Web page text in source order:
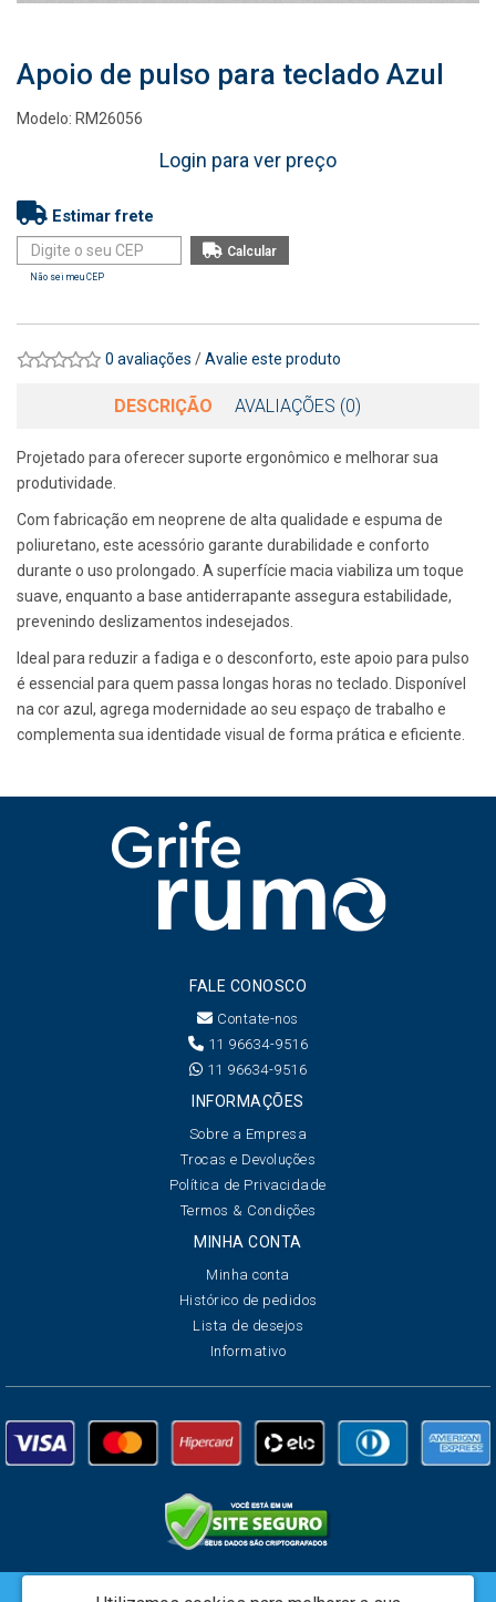
Apoio de pulso para teclado Azul
Modelo: RM26056
Login para ver preço
Estimar frete
Não sei meu CEP
0 avaliações /Avalie este produto
DESCRIÇÃO AVALIAÇÕES (0)
Projetado para oferecer suporte ergonômico e melhorar sua
produtividade.
Com fabricação em neoprene de alta qualidade e espuma de
poliuretano, este acessório garante durabilidade e conforto
durante o uso prolongado. A superfície macia viabiliza um toque
suave, enquanto a base antiderrapante assegura estabilidade,
prevenindo deslizamentos indesejados.
Ideal para reduzir a fadiga e o desconforto, este apoio para pulso
é essencial para quem passa longas horas no teclado. Disponível
na cor azul, agrega modernidade ao seu espaço de trabalho e
complementa sua identidade visual de forma prática e eficiente.
FALE CONOSCO
Contate-nos
11 96634-9516
11 96634-9516
INFORMAÇÕES
Sobre a Empresa
Trocas e Devoluções
Política de Privacidade
Termos & Condições
MINHA CONTA
Minha conta
Histórico de pedidos
Lista de desejos
Informativo